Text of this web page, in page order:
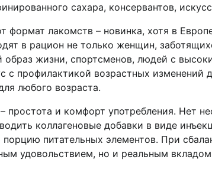
сахара, консервантов,
формат лакомств – новинка, хотя в
в рацион не только женщин,
жизни, спортсменов, людей с
с профилактикой возрастных изменений
любого возраста.
простота и комфорт употребления. Нет
коллагеновые добавки в виде
питательных элементов. При
удовольствием, но и реальным